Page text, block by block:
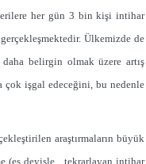
her gün 3 bin kişi intihar
Ülkemizde de
belirgin olmak üzere artış
çok işgal edeceğini, bu nedenle
araştırmaların büyük
(eş deyişle, tekrarlayan intihar